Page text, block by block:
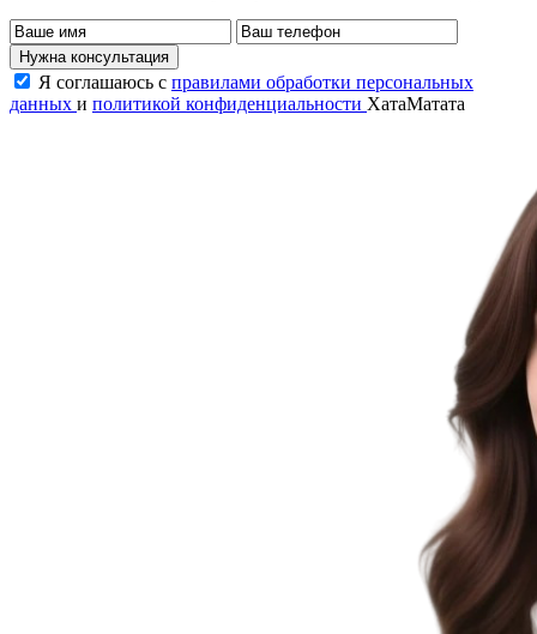
Нужна консультация
Я соглашаюсь с правилами обработки персональных
данных и политикой конфиденциальности ХатаМатата